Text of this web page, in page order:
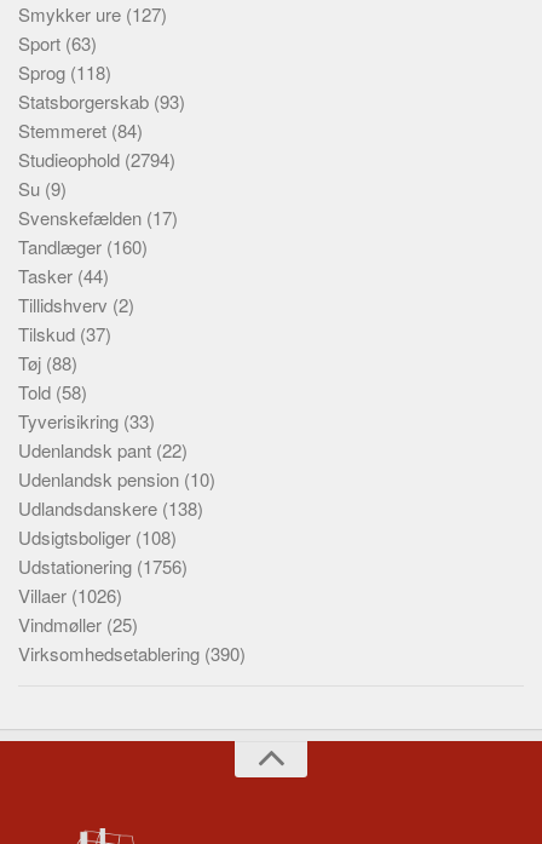
Smykker ure (127)
Sport (63)
Sprog (118)
Statsborgerskab (93)
Stemmeret (84)
Studieophold (2794)
Su (9)
Svenskefælden (17)
Tandlæger (160)
Tasker (44)
Tillidshverv (2)
Tilskud (37)
Tøj (88)
Told (58)
Tyverisikring (33)
Udenlandsk pant (22)
Udenlandsk pension (10)
Udlandsdanskere (138)
Udsigtsboliger (108)
Udstationering (1756)
Villaer (1026)
Vindmøller (25)
Virksomhedsetablering (390)